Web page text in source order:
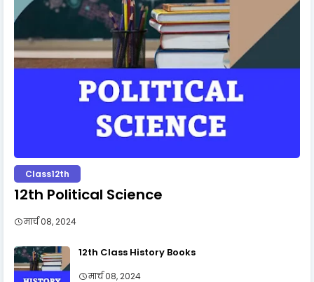
Class12th
12th Political Science
मार्च 08, 2024
12th Class History Books
मार्च 08, 2024